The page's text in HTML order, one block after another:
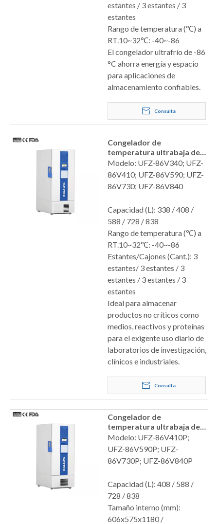
estantes / 3 estantes / 3
estantes
Rango de temperatura (℃) a
RT.10~32℃: -40~-86
El congelador ultrafrío de -86
°C ahorra energía y espacio
para aplicaciones de
almacenamiento confiables.
Consulta
Congelador de
temperatura ultrabaja de
-86 °C, descongelación
manual
Modelo: UFZ-86V340; UFZ-
86V410; UFZ-86V590; UFZ-
86V730; UFZ-86V840
Capacidad (L): 338 / 408 /
588 / 728 / 838
Rango de temperatura (℃) a
RT.10~32℃: -40~-86
Estantes/Cajones (Cant.): 3
estantes/ 3 estantes / 3
estantes / 3 estantes / 3
estantes
Ideal para almacenar
productos no críticos como
medios, reactivos y proteínas
para el exigente uso diario de
laboratorios de investigación,
clínicos e industriales.
Consulta
Congelador de
temperatura ultrabaja de
-86 °C, sistema dual
Modelo: UFZ-86V410P;
UFZ-86V590P; UFZ-
86V730P; UFZ-86V840P
Capacidad (L): 408 / 588 /
728 / 838
Tamaño interno (mm):
606x575x1180 /